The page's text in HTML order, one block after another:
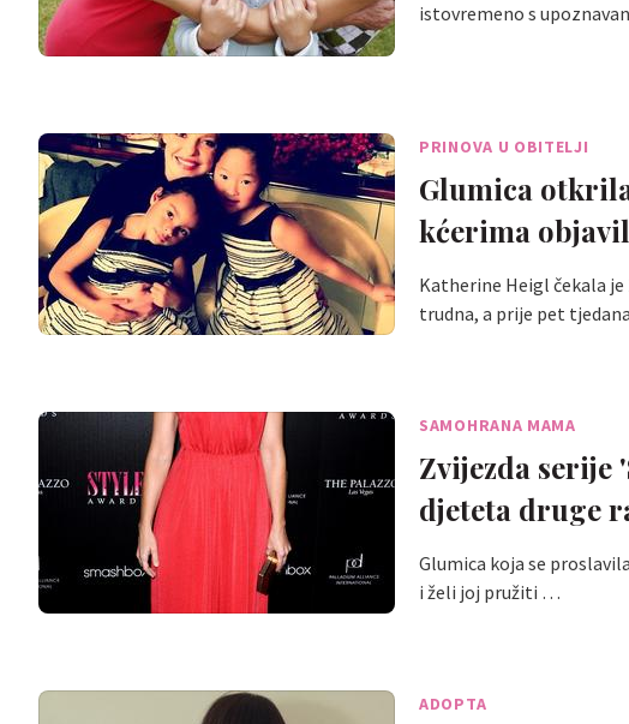
istovremeno s
PRINOVA U OBITELJI
Glumica
kćerima
Katherine Heigl čekala
trudna, a prije pet
SAMOHRANA MAMA
Zvijezda serije
djeteta druge
Glumica koja se
i želi joj pružiti …
ADOPTA